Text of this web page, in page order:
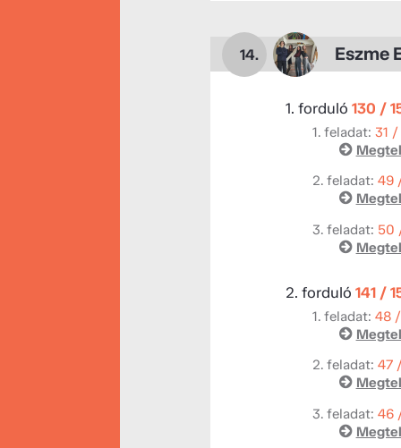
14. Eszme
1. forduló 130 /
1. feladat: 31
2. feladat: 49
3. feladat: 50
2. forduló 141 /
1. feladat: 48
2. feladat: 47
3. feladat: 46